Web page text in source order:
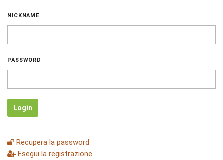
NICKNAME
PASSWORD
Login
Recupera la password
Esegui la registrazione